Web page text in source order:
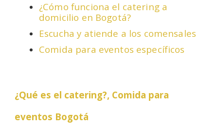
¿Cómo funciona el catering a
domicilio en Bogotá?
Escucha y atiende a los comensales
Comida para eventos específicos
¿Qué es el catering?, Comida para
eventos Bogotá